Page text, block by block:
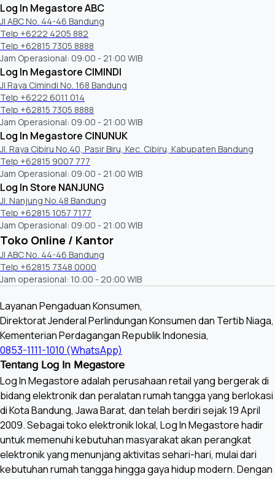
Log In Megastore ABC
Jl ABC No. 44-46 Bandung
Telp +6222 4205 882
Telp +62815 7305 8888
Jam Operasional: 09:00 - 21:00 WIB
Log In Megastore CIMINDI
Jl Raya Cimindi No. 168 Bandung
Telp +6222 6011 014
Telp +62815 7305 8888
Jam Operasional: 09:00 - 21:00 WIB
Log In Megastore CINUNUK
Jl. Raya Cibiru No.40, Pasir Biru, Kec. Cibiru, Kabupaten Bandung
Telp +62815 9007 777
Jam Operasional: 09:00 - 21:00 WIB
Log In Store NANJUNG
Jl. Nanjung No.48 Bandung
Telp +62815 1057 7177
Jam Operasional: 09:00 - 21:00 WIB
Toko Online / Kantor
Jl ABC No. 44-46 Bandung
Telp +62815 7348 0000
Jam operasional: 10:00 - 20:00 WIB
Layanan Pengaduan Konsumen,
Direktorat Jenderal Perlindungan Konsumen dan Tertib Niaga,
Kementerian Perdagangan Republik Indonesia,
0853-1111-1010 (WhatsApp)
Tentang Log In Megastore
Log In Megastore adalah perusahaan retail yang bergerak di
bidang elektronik dan peralatan rumah tangga yang berlokasi
di Kota Bandung, Jawa Barat, dan telah berdiri sejak 19 April
2009. Sebagai toko elektronik lokal, Log In Megastore hadir
untuk memenuhi kebutuhan masyarakat akan perangkat
elektronik yang menunjang aktivitas sehari-hari, mulai dari
kebutuhan rumah tangga hingga gaya hidup modern. Dengan